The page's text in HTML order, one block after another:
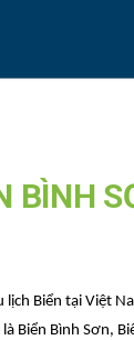
BÌNH
Biển tại Việt
Biển Bình Sơn,